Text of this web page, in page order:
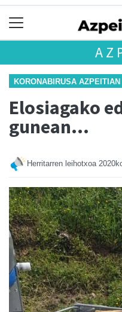
KORONABIRUSA AZPEITIAN
Elosiagako
gunean...
Herritarren leihotxoa